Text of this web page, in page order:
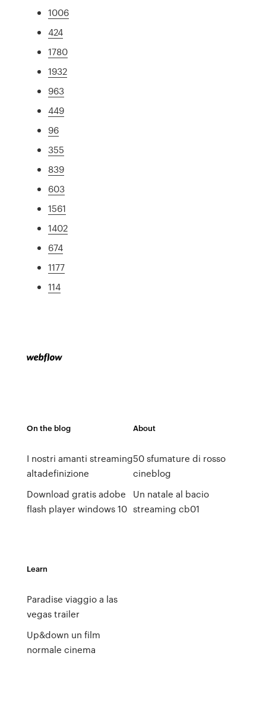
1006
424
1780
1932
963
449
96
355
839
603
1561
1402
674
1177
114
On the blog
I nostri amanti streaming
altadefinizione
Download gratis adobe
flash player windows 10
About
50 sfumature di rosso
cineblog
Un natale al bacio
streaming cb01
Learn
Paradise viaggio a las
vegas trailer
Up&down un film
normale cinema